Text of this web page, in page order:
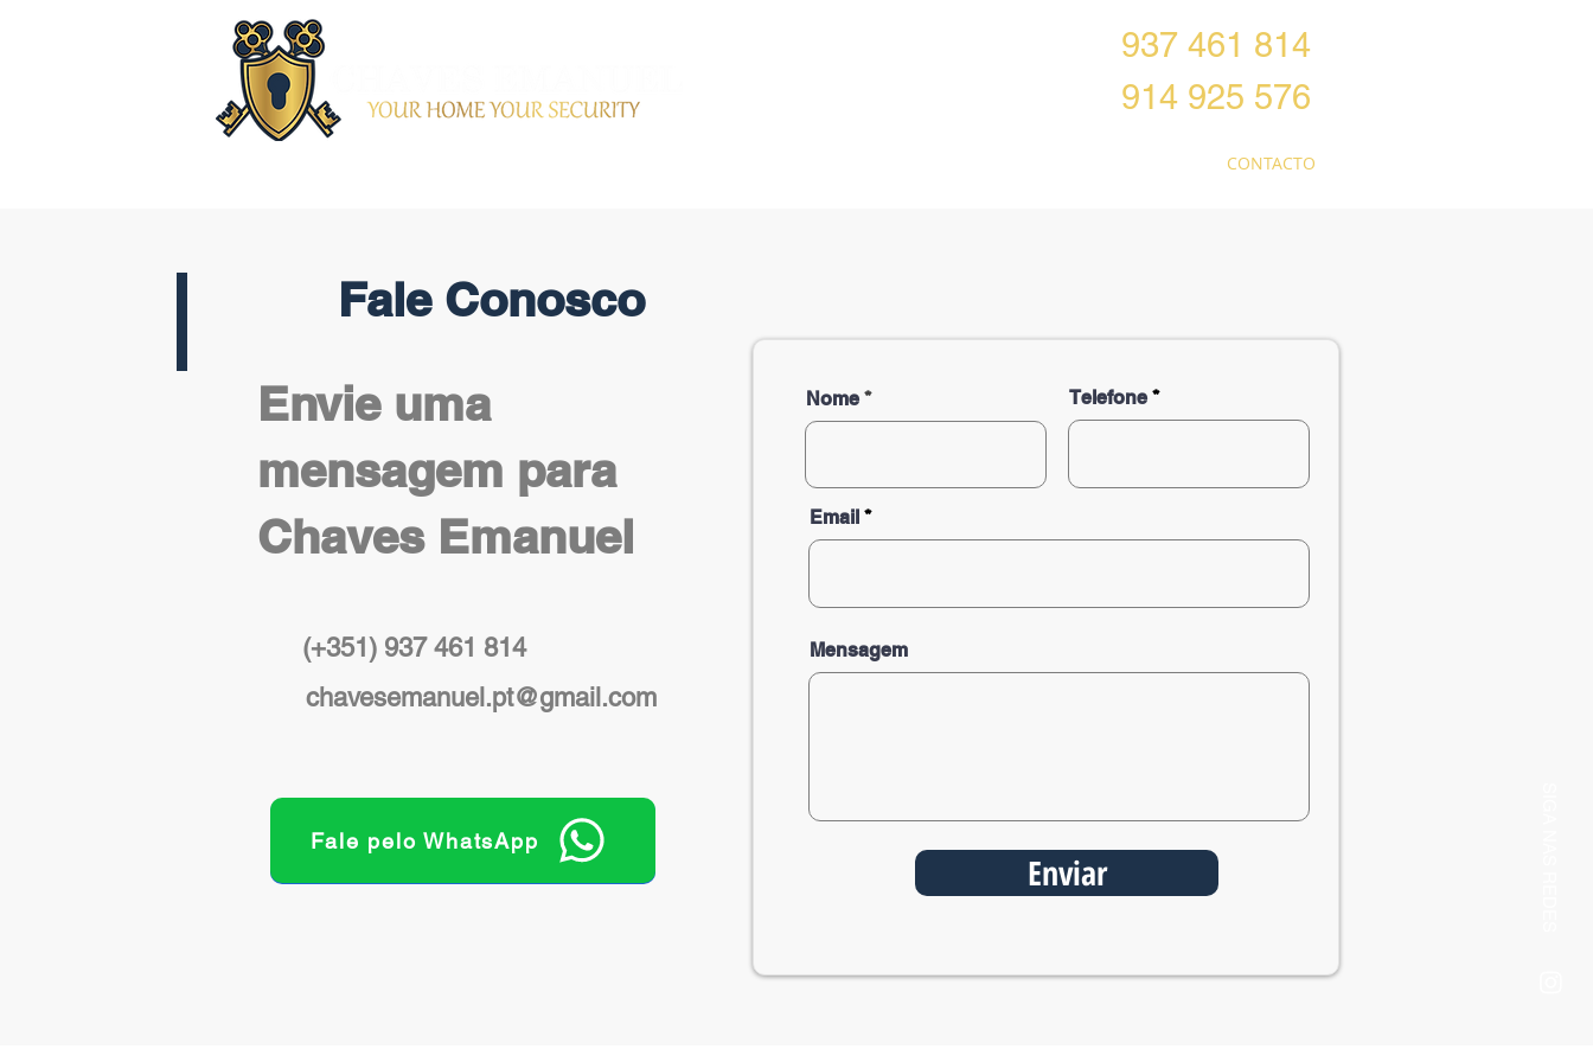
CONTACTO
937 461 814
914 925 576
Fale Conosco
Envie uma
mensagem para
Chaves Emanuel
(+351) 937 461 814
chavesemanuel.pt@gmail.com
Fale pelo WhatsApp
Nome Telefone
Email
Mensagem
Enviar